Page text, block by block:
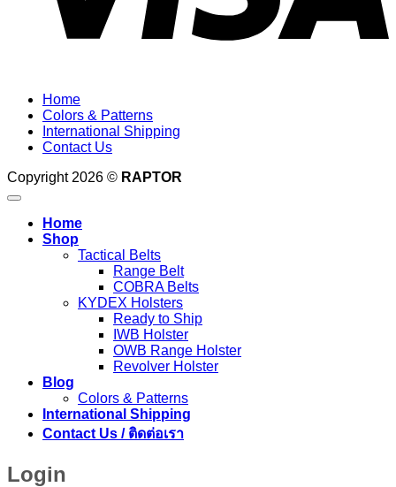
Home
Colors & Patterns
International Shipping
Contact Us
Copyright 2026 © RAPTOR
Home
Shop
Tactical Belts
Range Belt
COBRA Belts
KYDEX Holsters
Ready to Ship
IWB Holster
OWB Range Holster
Revolver Holster
Blog
Colors & Patterns
International Shipping
Contact Us / ติดต่อเรา
Login